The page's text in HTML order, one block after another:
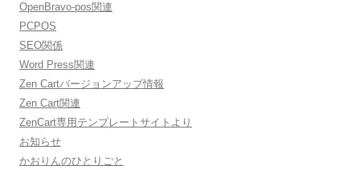
OpenBravo-pos関連
PCPOS
SEO関係
Word Press関連
Zen Cartバージョンアップ情報
Zen Cart関連
ZenCart専用テンプレートサイトより
お知らせ
かおりんのひとりごと